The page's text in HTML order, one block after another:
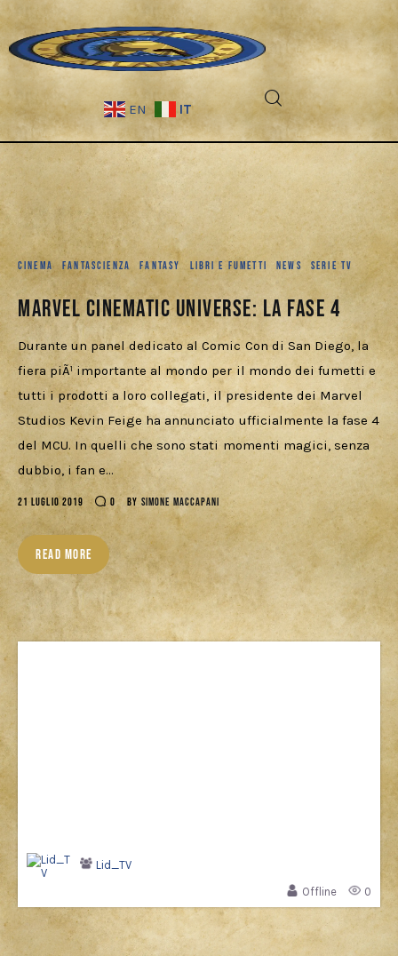
EN IT
Fantascienza
Fantasy
Games
Recensioni
Libri e fumetti
Cercatori
Download
CINEMA FANTASCIENZA FANTASY LIBRI E FUMETTI NEWS SERIE TV
Marvel Cinematic Universe: La Fase 4
Durante un panel dedicato al Comic Con di San Diego, la
fiera piÃ¹ importante al mondo per il mondo dei fumetti e
tutti i prodotti a loro collegati, il presidente dei Marvel
Studios Kevin Feige ha annunciato ufficialmente la fase 4
del MCU. In quelli che sono stati momenti magici, senza
dubbio, i fan e…
21 LUGLIO 2019 0 BY SIMONE MACCAPANI
READ MORE
Lid_TV
Offline
0